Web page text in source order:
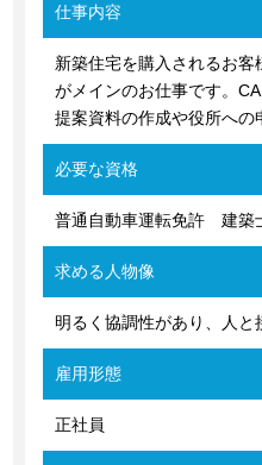
仕事内容
新築住宅を購入されるお
がメインのお仕事です。
提案資料の作成や役所への
必要な資格
普通自動車運転免許 建築
求める人物像
明るく協調性があり、人と
雇用形態
正社員